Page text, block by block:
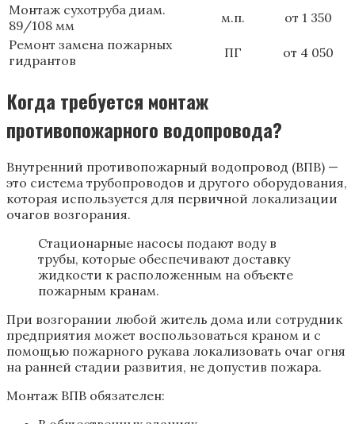
Монтаж сухотруба диам.
89/108 мм
м.п.
от 1 350
Ремонт замена пожарных
гидрантов
ПГ от 4 050
Когда требуется монтаж
противопожарного водопровода?
Внутренний противопожарный водопровод (ВПВ) —
это система трубопроводов и другого оборудования,
которая используется для первичной локализации
очагов возгорания.
Стационарные насосы подают воду в
трубы, которые обеспечивают доставку
жидкости к расположенным на объекте
пожарным кранам.
При возгорании любой житель дома или сотрудник
предприятия может воспользоваться краном и с
помощью пожарного рукава локализовать очаг огня
на ранней стадии развития, не допустив пожара.
Монтаж ВПВ обязателен: